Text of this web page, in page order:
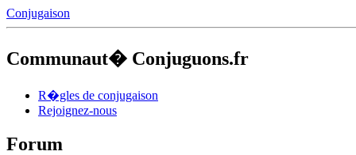
Conjugaison
Communaut� Conjuguons.fr
R�gles de conjugaison
Rejoignez-nous
Forum